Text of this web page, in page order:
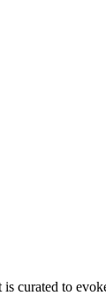
curated to